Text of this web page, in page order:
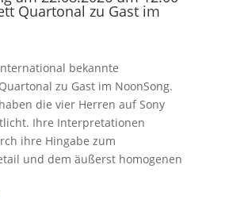
Quartonal zu Gast im
bekannte
zu Gast im NoonSong.
die vier Herren auf Sony
Ihre Interpretationen
ihre Hingabe zum
und dem äußerst homogenen